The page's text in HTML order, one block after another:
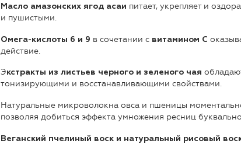
Масло амазонских ягод асаи питает, укрепляет и
и пушистыми.
Омега-кислоты 6 и 9 в сочетании с витамином С
действие.
Экстракты из листьев черного и зеленого чая
тонизирующими и восстанавливающими свойствами.
Натуральные микроволокна овса и пшеницы
позволяя добиться эффекта умножения ресниц
Веганский пчелиный воск и натуральный рисовый